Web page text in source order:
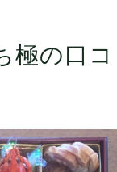
極の口